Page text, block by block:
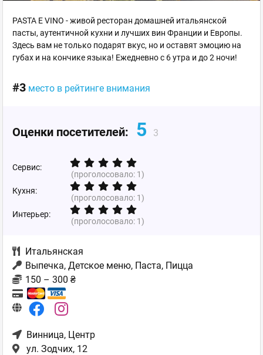
PASTA E VINO - живой ресторан домашней итальянской
пасты, аутентичной кухни и лучших вин Франции и Европы.
Здесь вам не только подарят вкус, но и оставят эмоцию на
губах и на кончике языка! Ежедневно с 6 утра и до 2 ночи!
#3 место в рейтинге внимания
Оценки посетителей: 5 3
Сервис:
(проголосовало: 1)
Кухня:
(проголосовало: 1)
Интерьер:
(проголосовало: 1)
Итальянская
Выпечка, Детское меню, Паста, Пицца
150 – 300 ₴
Винница, Центр
ул. Зодчих, 12